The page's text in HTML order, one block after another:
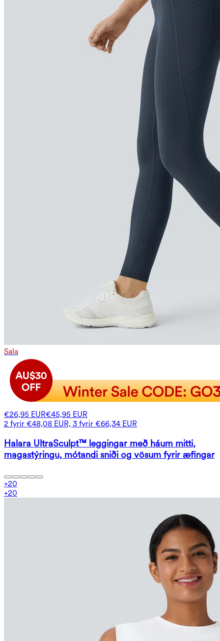
Sala
€26,95 EUR€45,95 EUR
2 fyrir €48,08 EUR, 3 fyrir €66,34 EUR
Halara UltraSculpt™ leggingar með háum mitti,
magastýringu, mótandi sniði og vösum fyrir æfingar
+20
+20